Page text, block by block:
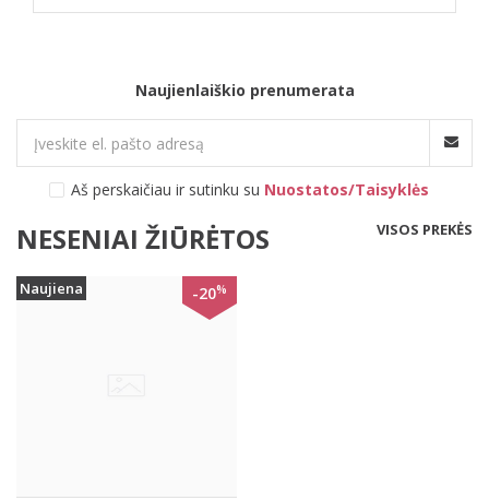
Naujienlaiškio prenumerata
Aš perskaičiau ir sutinku su Nuostatos/Taisyklės
NESENIAI ŽIŪRĖTOS VISOS PREKĖS
Naujiena -20%